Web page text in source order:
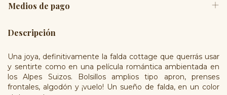
Medios de pago
Descripción
Una joya, definitivamente la falda cottage que querrás usar
y sentirte como en una película romántica ambientada en
los Alpes Suizos. Bolsillos amplios tipo apron, prenses
frontales, algodón y ¡vuelo! Un sueño de falda, en un color